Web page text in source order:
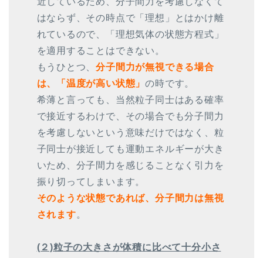
はならず、その時点で「理想」とはかけ離
れているので、「理想気体の状態方程式」
を適用することはできない。
もうひとつ、分子間力が無視できる場合
は、「温度が高い状態」の時です。
希薄と言っても、当然粒子同士はある確率
で接近するわけで、その場合でも分子間力
を考慮しないという意味だけではなく、粒
子同士が接近しても運動エネルギーが大き
いため、分子間力を感じることなく引力を
振り切ってしまいます。
そのような状態であれば、分子間力は無視
されます。
(２)粒子の大きさが体積に比べて十分小さ